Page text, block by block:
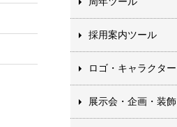
採用案内ツール
ロゴ・キャラクター
展示会・企画・装飾